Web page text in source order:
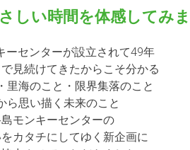
しい時間を体感してみ
ーセンターが設立されて49年
見続けてきたからこそ分かる
里海のこと・限界集落のこと
ら思い描く未来のこと
モンキーセンターの
カタチにしてゆく新企画に